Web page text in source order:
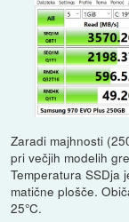
Zaradi majhnosti
pri večjih modelih
Temperatura SSDja
matične plošče.
25°C.